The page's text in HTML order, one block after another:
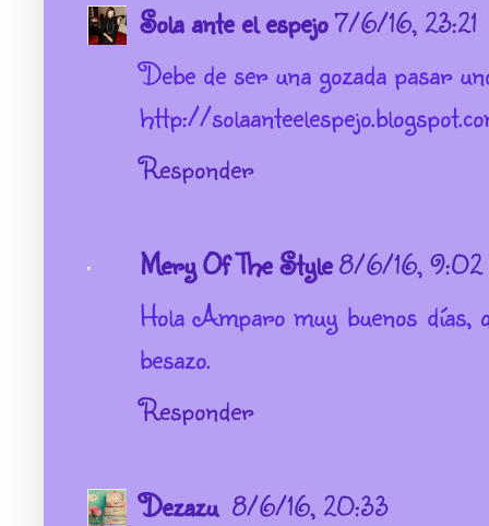
Sola ante el espejo7/6/16, 23:21
Debe de ser una gozada pasar
http://
Responder
Mery Of The Style8/6/16, 9:02
Hola Amparo muy buenos días,
besazo.
Responder
Dezazu 8/6/16, 20:33